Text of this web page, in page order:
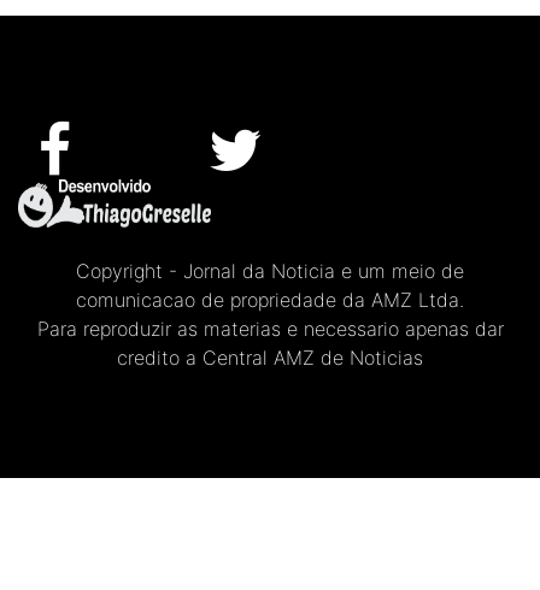
Copyright - Jornal da Noticia e um meio de
comunicacao de propriedade da AMZ Ltda.
Para reproduzir as materias e necessario apenas dar
credito a Central AMZ de Noticias